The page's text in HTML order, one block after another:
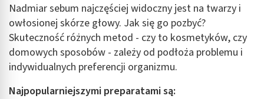
Nadmiar sebum najczęściej widoczny jest na twarzy i
owłosionej skórze głowy. Jak się go pozbyć?
Skuteczność różnych metod - czy to kosmetyków, czy
domowych sposobów - zależy od podłoża problemu i
indywidualnych preferencji organizmu.
Najpopularniejszymi preparatami są: